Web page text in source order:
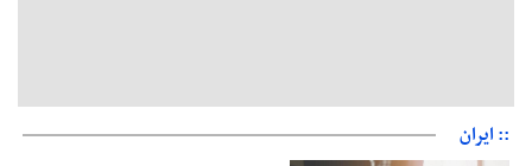
:: ایران